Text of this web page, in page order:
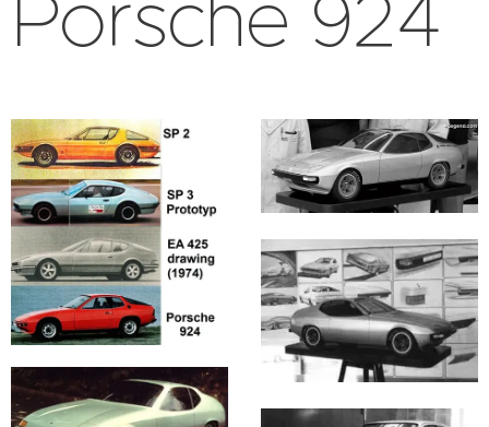
Porsche 924